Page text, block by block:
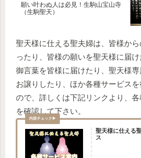
願い叶わぬ人は必見！生駒山宝山寺
（生駒聖天）
聖天様に仕える聖夫婦は、皆様か
ったり、皆様の願いを聖天様に届
御言葉を皆様に届けたり、聖天様
お譲りしたり、ほか各種サービス
ので、詳しくは下記リンクより、
を確認して下さい。
聖天様に仕える
ス